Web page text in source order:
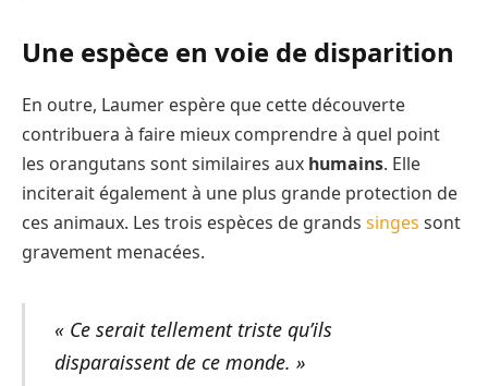
Une espèce en voie de disparition
En outre, Laumer espère que cette découverte
contribuera à faire mieux comprendre à quel point
les orangutans sont similaires aux humains. Elle
inciterait également à une plus grande protection de
ces animaux. Les trois espèces de grands singes sont
gravement menacées.
« Ce serait tellement triste qu’ils
disparaissent de ce monde. »